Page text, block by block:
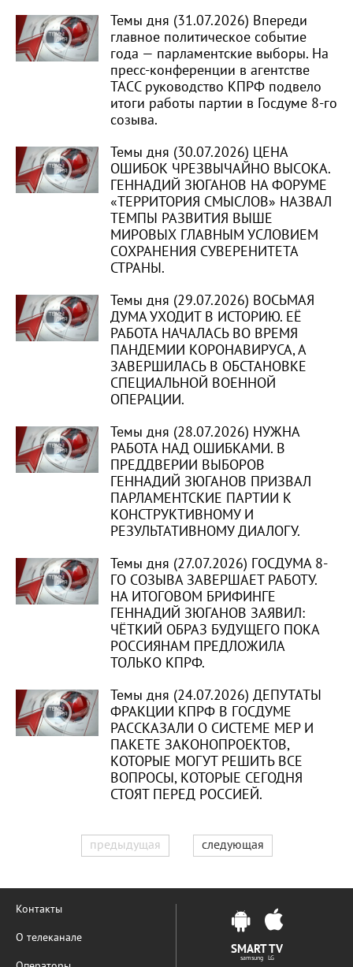
Темы дня (31.07.2026) Впереди
главное политическое событие
года — парламентские выборы. На
пресс-конференции в агентстве
ТАСС руководство КПРФ подвело
итоги работы партии в Госдуме 8-го
созыва.
Темы дня (30.07.2026) ЦЕНА
ОШИБОК ЧРЕЗВЫЧАЙНО ВЫСОКА.
ГЕННАДИЙ ЗЮГАНОВ НА ФОРУМЕ
«ТЕРРИТОРИЯ СМЫСЛОВ» НАЗВАЛ
ТЕМПЫ РАЗВИТИЯ ВЫШЕ
МИРОВЫХ ГЛАВНЫМ УСЛОВИЕМ
СОХРАНЕНИЯ СУВЕРЕНИТЕТА
СТРАНЫ.
Темы дня (29.07.2026) ВОСЬМАЯ
ДУМА УХОДИТ В ИСТОРИЮ. ЕЁ
РАБОТА НАЧАЛАСЬ ВО ВРЕМЯ
ПАНДЕМИИ КОРОНАВИРУСА, А
ЗАВЕРШИЛАСЬ В ОБСТАНОВКЕ
СПЕЦИАЛЬНОЙ ВОЕННОЙ
ОПЕРАЦИИ.
Темы дня (28.07.2026) НУЖНА
РАБОТА НАД ОШИБКАМИ. В
ПРЕДДВЕРИИ ВЫБОРОВ
ГЕННАДИЙ ЗЮГАНОВ ПРИЗВАЛ
ПАРЛАМЕНТСКИЕ ПАРТИИ К
КОНСТРУКТИВНОМУ И
РЕЗУЛЬТАТИВНОМУ ДИАЛОГУ.
Темы дня (27.07.2026) ГОСДУМА 8-
ГО СОЗЫВА ЗАВЕРШАЕТ РАБОТУ.
НА ИТОГОВОМ БРИФИНГЕ
ГЕННАДИЙ ЗЮГАНОВ ЗАЯВИЛ:
ЧЁТКИЙ ОБРАЗ БУДУЩЕГО ПОКА
РОССИЯНАМ ПРЕДЛОЖИЛА
ТОЛЬКО КПРФ.
Темы дня (24.07.2026) ДЕПУТАТЫ
ФРАКЦИИ КПРФ В ГОСДУМЕ
РАССКАЗАЛИ О СИСТЕМЕ МЕР И
ПАКЕТЕ ЗАКОНОПРОЕКТОВ,
КОТОРЫЕ МОГУТ РЕШИТЬ ВСЕ
ВОПРОСЫ, КОТОРЫЕ СЕГОДНЯ
СТОЯТ ПЕРЕД РОССИЕЙ.
предыдущая следующая
Контакты
О телеканале
SMART TV
samsung LG